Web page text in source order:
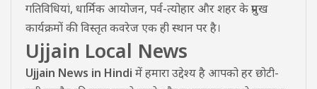
गतिविधियां, धार्मिक आयोजन, पर्व-त्योहार और शहर के प्रमुख
कार्यक्रमों की विस्तृत कवरेज एक ही स्थान पर है।
Ujjain Local News
Ujjain News in Hindi में हमारा उद्देश्य है आपको हर छोटी-